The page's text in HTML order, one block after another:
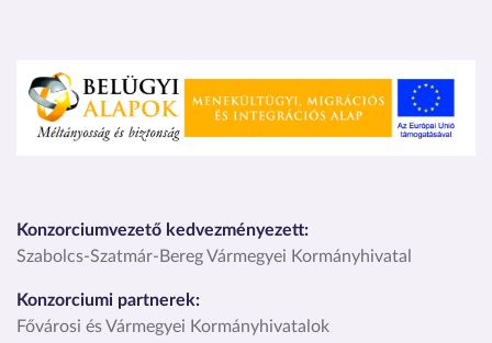
Kép
Konzorciumvezető kedvezményezett:
Szabolcs-Szatmár-Bereg Vármegyei Kormányhivatal
Konzorciumi partnerek:
Fővárosi és Vármegyei Kormányhivatalok